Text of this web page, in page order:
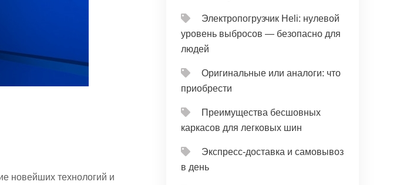
новейших технологий и
Электропогрузчик Heli: нулевой
уровень выбросов — безопасно для
людей
Оригинальные или аналоги: что
приобрести
Преимущества бесшовных
каркасов для легковых шин
Экспресс-доставка и самовывоз
в день